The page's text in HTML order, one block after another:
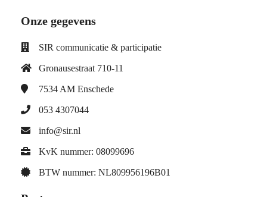
Onze gegevens
SIR communicatie & participatie
Gronausestraat 710-11
7534 AM Enschede
053 4307044
info@sir.nl
KvK nummer: 08099696
BTW nummer: NL809956196B01